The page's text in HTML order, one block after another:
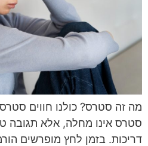
מה זה סטרס? כולנו חווים
סטרס אינו מחלה, אלא תגובה
דריכות. בזמן לחץ מופרשים